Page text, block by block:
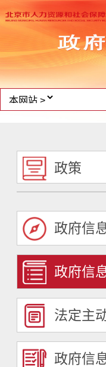
政策
政府信
政府信
法定主
政府信